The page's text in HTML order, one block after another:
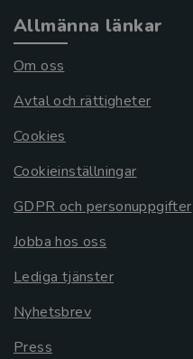
Allmänna länkar
Om oss
Avtal och rättigheter
Cookies
Cookieinställningar
GDPR och personuppgifter
Jobba hos oss
Lediga tjänster
Nyhetsbrev
Press